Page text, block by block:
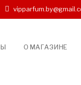
О МАГАЗИНЕ